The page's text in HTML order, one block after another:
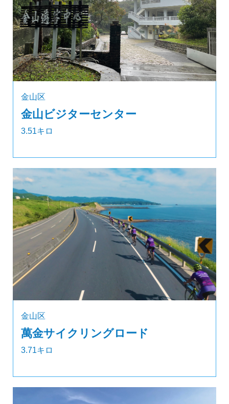
金山区
金山ビジターセンター
3.51キロ
金山区
萬金サイクリングロード
3.71キロ